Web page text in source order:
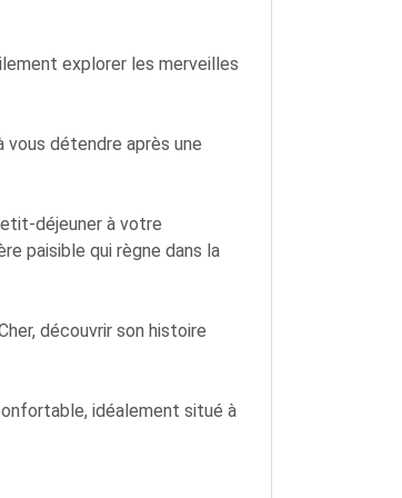
explorer les merveilles
détendre après une
déjeuner à votre
paisible qui règne dans la
découvrir son histoire
idéalement situé à